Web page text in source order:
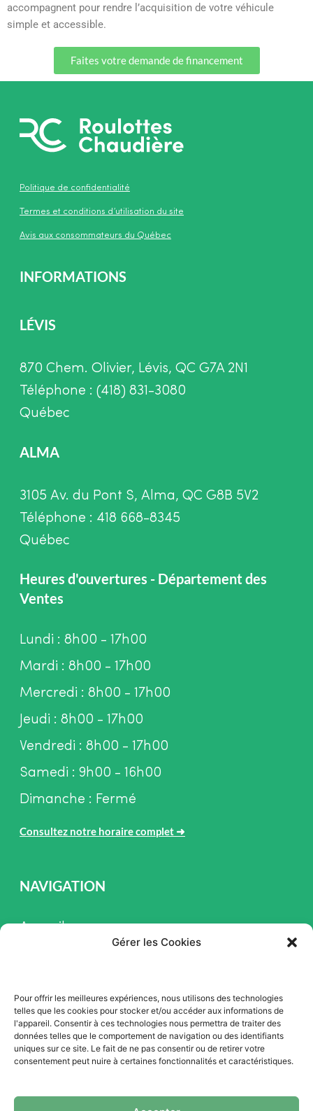
Gérer les Cookies
Pour offrir les meilleures expériences, nous utilisons des technologies
telles que les cookies pour stocker et/ou accéder aux informations de
l'appareil. Consentir à ces technologies nous permettra de traiter des
données telles que le comportement de navigation ou des identifiants
uniques sur ce site. Le fait de ne pas consentir ou de retirer votre
consentement peut nuire à certaines fonctionnalités et caractéristiques.
accompagnent pour rendre l’acquisition de votre véhicule
simple et accessible.
Faites votre demande de financement
Politique de confidentialité
Termes et conditions d’utilisation du site
Avis aux consommateurs du Québec
INFORMATIONS
LÉVIS
870 Chem. Olivier, Lévis, QC G7A 2N1
Téléphone : (418) 831-3080
Québec
ALMA
3105 Av. du Pont S, Alma, QC G8B 5V2
Téléphone : 418 668-8345
Québec
Heures d'ouvertures - Département des
Ventes
Lundi : 8h00 - 17h00
Mardi : 8h00 - 17h00
Mercredi : 8h00 - 17h00
Jeudi : 8h00 - 17h00
Vendredi : 8h00 - 17h00
Samedi : 9h00 - 16h00
Dimanche : Fermé
Consultez notre horaire complet ➜
NAVIGATION
Accueil
Promotion
Blogue
Nous contacter